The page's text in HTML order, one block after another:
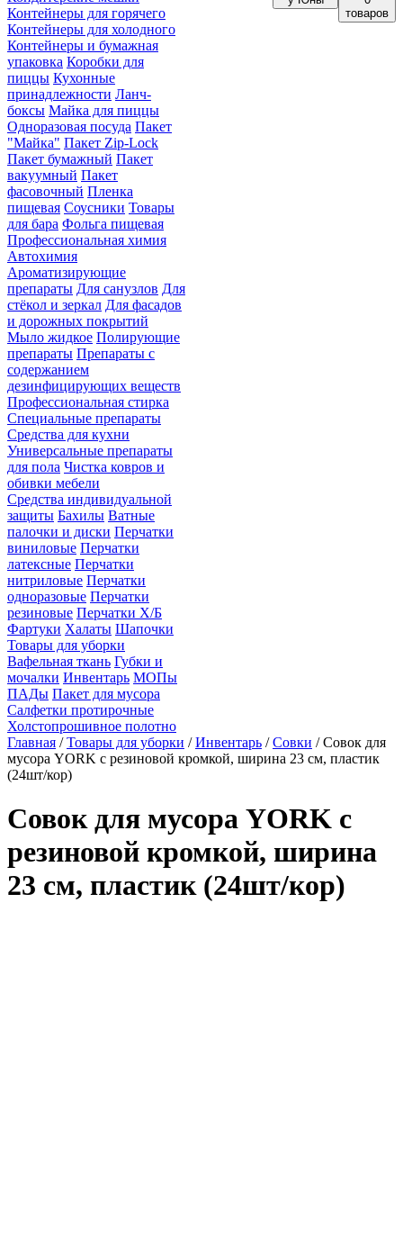
Контейнеры для горячего
Контейнеры для холодного
Контейнеры и бумажная
упаковка Коробки для
пиццы Кухонные
принадлежности Ланч-
боксы Майка для пиццы
Одноразовая посуда Пакет
"Майка" Пакет Zip-Lock
Пакет бумажный Пакет
вакуумный Пакет
фасовочный Пленка
пищевая Соусники Товары
для бара Фольга пищевая
Профессиональная химия
Автохимия
Ароматизирующие
препараты Для санузлов Для
стёкол и зеркал Для фасадов
и дорожных покрытий
Мыло жидкое Полирующие
препараты Препараты с
содержанием
дезинфицирующих веществ
Профессиональная стирка
Специальные препараты
Средства для кухни
Универсальные препараты
для пола Чистка ковров и
обивки мебели
Средства индивидуальной
защиты Бахилы Ватные
палочки и диски Перчатки
виниловые Перчатки
латексные Перчатки
нитриловые Перчатки
одноразовые Перчатки
резиновые Перчатки Х/Б
Фартуки Халаты Шапочки
Товары для уборки
Вафельная ткань Губки и
мочалки Инвентарь МОПы
ПАДы Пакет для мусора
Салфетки протирочные
Холстопрошивное полотно
товаров
Главная /Товары для уборки /Инвентарь /Совки / Совок для
мусора YORK с резиновой кромкой, ширина 23 см, пластик
(24шт/кор)
Совок для мусора YORK с
резиновой кромкой, ширина
23 см, пластик (24шт/кор)